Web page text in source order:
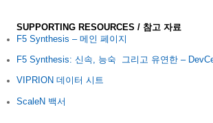
SUPPORTING RESOURCES / 참고 자료
F5 Synthesis – 메인 페이지
F5 Synthesis: 신 속 능숙 그리고 유연한 –
VIPRION 데이터 시트
ScaleN 백서